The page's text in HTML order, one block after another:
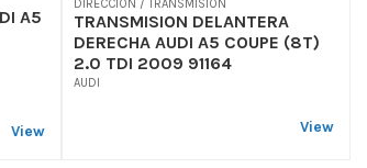
A5
View
DIRECCION / TRANSMISION
TRANSMISION DELANTERA
DERECHA AUDI A5 COUPE (8T)
2.0 TDI 2009 91164
AUDI
View